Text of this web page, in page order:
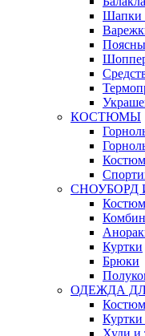
Шапки
КОСТЮМЫ
СНОУБОРД
Куртки
Брюки
ОДЕЖДА
Худи и